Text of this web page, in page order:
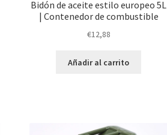
Bidón de aceite estilo europeo 5L
| Contenedor de combustible
€12,88
Añadir al carrito